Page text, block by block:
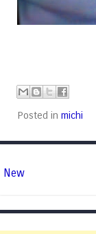
Posted in michi
New